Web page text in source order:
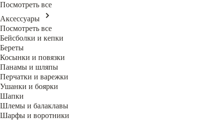
Посмотреть все
Аксессуары
Посмотреть все
Бейсболки и кепки
Береты
Косынки и повязки
Панамы и шляпы
Перчатки и варежки
Ушанки и боярки
Шапки
Шлемы и балаклавы
Шарфы и воротники